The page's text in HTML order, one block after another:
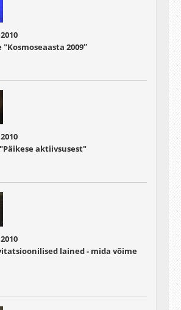
2009″
aktiivsusest"
lained - mida võime